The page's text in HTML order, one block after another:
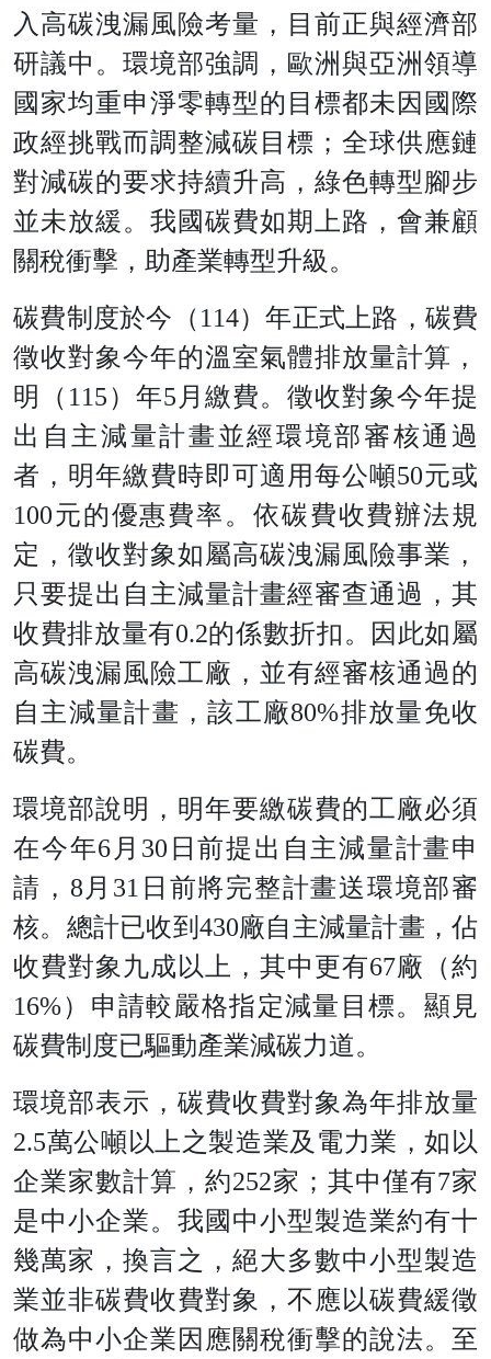
入高碳洩漏風險考量，目前正與經濟部
研議中。環境部強調，歐洲與亞洲領導
國家均重申淨零轉型的目標都未因國際
政經挑戰而調整減碳目標；全球供應鏈
對減碳的要求持續升高，綠色轉型腳步
並未放緩。我國碳費如期上路，會兼顧
關稅衝擊，助產業轉型升級。
碳費制度於今（114）年正式上路，碳費
徵收對象今年的溫室氣體排放量計算，
明（115）年5月繳費。徵收對象今年提
出自主減量計畫並經環境部審核通過
者，明年繳費時即可適用每公噸50元或
100元的優惠費率。依碳費收費辦法規
定，徵收對象如屬高碳洩漏風險事業，
只要提出自主減量計畫經審查通過，其
收費排放量有0.2的係數折扣。因此如屬
高碳洩漏風險工廠，並有經審核通過的
自主減量計畫，該工廠80%排放量免收
碳費。
環境部說明，明年要繳碳費的工廠必須
在今年6月30日前提出自主減量計畫申
請，8月31日前將完整計畫送環境部審
核。總計已收到430廠自主減量計畫，佔
收費對象九成以上，其中更有67廠（約
16%）申請較嚴格指定減量目標。顯見
碳費制度已驅動產業減碳力道。
環境部表示，碳費收費對象為年排放量
2.5萬公噸以上之製造業及電力業，如以
企業家數計算，約252家；其中僅有7家
是中小企業。我國中小型製造業約有十
幾萬家，換言之，絕大多數中小型製造
業並非碳費收費對象，不應以碳費緩徵
做為中小企業因應關稅衝擊的說法。至